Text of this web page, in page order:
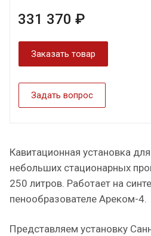
331 370 ₽
Заказать товар
Задать вопрос
Кавитационная установка
небольших стационарных
250 литров. Работает на
пенообразователе Ареком-4.
Представляем установку